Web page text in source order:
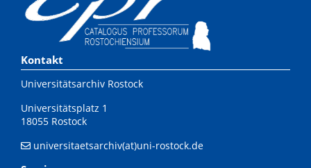
Kontakt
Universitätsarchiv Rostock
Universitätsplatz 1
18055 Rostock
universitaetsarchiv(at)uni-rostock.de